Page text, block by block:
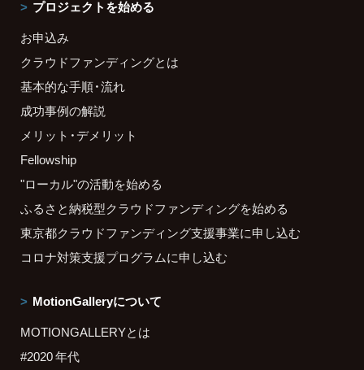
プロジェクトを始める
お申込み
クラウドファンディングとは
基本的な手順・流れ
成功事例の解説
メリット・デメリット
Fellowship
"ローカル"の活動を始める
ふるさと納税型クラウドファンディングを始める
東京都クラウドファンディング支援事業に申し込む
コロナ対策支援プログラムに申し込む
MotionGalleryについて
MOTIONGALLERYとは
#2020 年代